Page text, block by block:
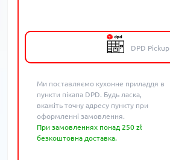
DPD Pickup
Ми поставляємо кухонне приладдя в
пункти пікапа DPD. Будь ласка,
вкажіть точну адресу пункту при
оформленні замовлення.
При замовленнях понад 250 zł
безкоштовна доставка.